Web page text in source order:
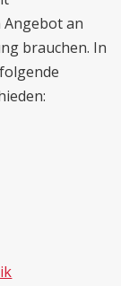
an
brauchen. In